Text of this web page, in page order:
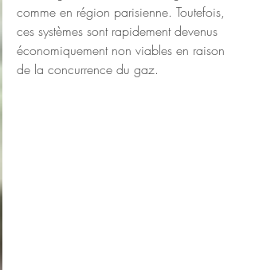
comme en région parisienne. Toutefois,
ces systèmes sont rapidement devenus
économiquement non viables en raison
de la concurrence du gaz.